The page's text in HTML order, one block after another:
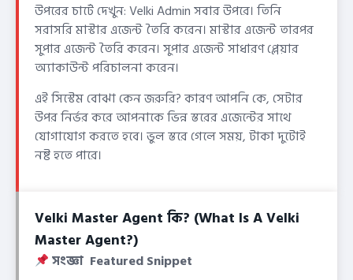
উপরের চার্টে দেখুন: Velki Admin সবার উপরে। তিনি
সরাসরি মাস্টার এজেন্ট তৈরি করেন। মাস্টার এজেন্ট তারপর
সুপার এজেন্ট তৈরি করেন। সুপার এজেন্ট সাধারণ প্লেয়ার
অ্যাকাউন্ট পরিচালনা করেন।
এই সিস্টেম বোঝা কেন জরুরি? কারণ আপনি কে, সেটার
উপর নির্ভর করে আপনাকে ভিন্ন স্তরের এজেন্টের সাথে
যোগাযোগ করতে হবে। ভুল স্তরে গেলে সময়, টাকা দুটোই
নষ্ট হতে পারে।
Velki Master Agent কি? (What Is A Velki
Master Agent?)
সংজ্ঞা Featured Snippet